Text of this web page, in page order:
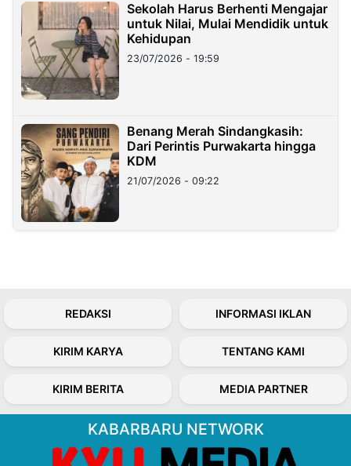
Sekolah Harus Berhenti Mengajar
untuk Nilai, Mulai Mendidik untuk
Kehidupan
23/07/2026 - 19:59
Benang Merah Sindangkasih:
Dari Perintis Purwakarta hingga
KDM
21/07/2026 - 09:22
REDAKSI INFORMASI IKLAN
KIRIM KARYA TENTANG KAMI
KIRIM BERITA MEDIA PARTNER
KABARBARU NETWORK